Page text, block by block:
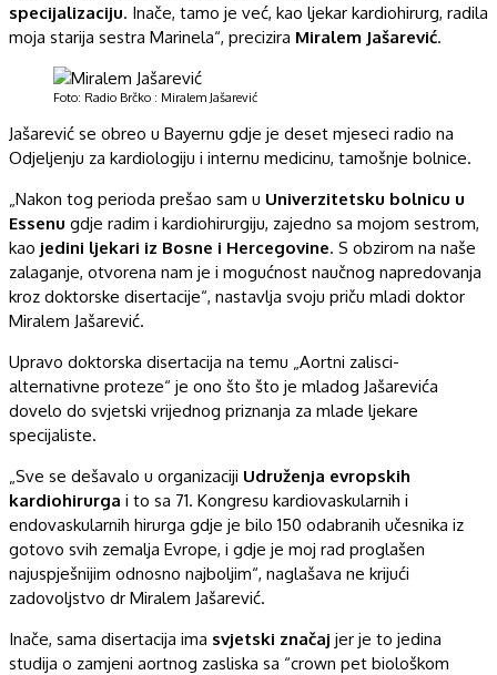
specijalizaciju. Inače, tamo je već, kao ljekar kardiohirurg, radila
moja starija sestra Marinela“, precizira Miralem Jašarević.
Foto: Radio Brčko : Miralem Jašarević
Jašarević se obreo u Bayernu gdje je deset mjeseci radio na
Odjeljenju za kardiologiju i internu medicinu, tamošnje bolnice.
„Nakon tog perioda prešao sam u Univerzitetsku bolnicu u
Essenu gdje radim i kardiohirurgiju, zajedno sa mojom sestrom,
kao jedini ljekari iz Bosne i Hercegovine. S obzirom na naše
zalaganje, otvorena nam je i mogućnost naučnog napredovanja
kroz doktorske disertacije“, nastavlja svoju priču mladi doktor
Miralem Jašarević.
Upravo doktorska disertacija na temu „Aortni zalisci-
alternativne proteze“ je ono što što je mladog Jašarevića
dovelo do svjetski vrijednog priznanja za mlade ljekare
specijaliste.
„Sve se dešavalo u organizaciji Udruženja evropskih
kardiohirurga i to sa 71. Kongresu kardiovaskularnih i
endovaskularnih hirurga gdje je bilo 150 odabranih učesnika iz
gotovo svih zemalja Evrope, i gdje je moj rad proglašen
najuspješnijim odnosno najboljim“, naglašava ne krijući
zadovoljstvo dr Miralem Jašarević.
Inače, sama disertacija ima svjetski značaj jer je to jedina
studija o zamjeni aortnog zasliska sa “crown pet biološkom